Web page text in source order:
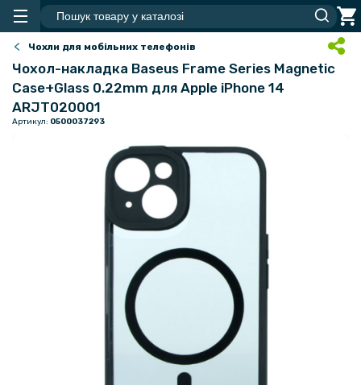
Чохли для мобільних телефонів
Чохол-накладка Baseus Frame Series Magnetic
Case+Glass 0.22mm для Apple iPhone 14
ARJT020001
Артикул: 0500037293